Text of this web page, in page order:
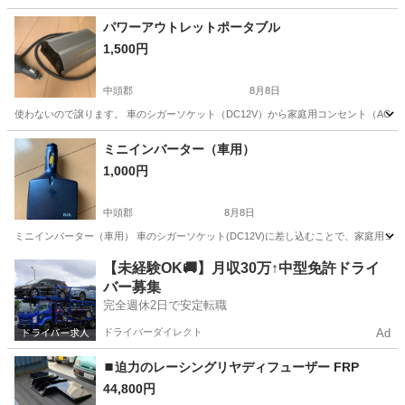
沖縄 糸満市 ドライバー
パワーアウトレットポータブル
1,500円
中頭郡 8月8日
使わないので譲ります。 車のシガーソケット（DC12V）から家庭用コンセント（
沖縄 中頭郡 アクセサリー 100V
ミニインバーター（車用）
1,000円
中頭郡 8月8日
ミニインバーター（車用） 車のシガーソケット(DC12V)に差し込むことで、家庭用
中頭郡 アクセサリー インバーター
【未経験OK🚚】月収30万↑中型免許ドライ
バー募集
完全週休2日で安定転職
ドライバーダイレクト Ad
⏹️迫力のレーシングリヤディフューザー FRP
44,800円